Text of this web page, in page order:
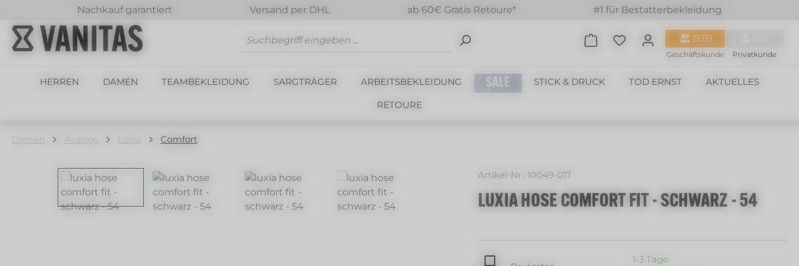
Hauptinhalt springen
Zur Suche springen
Zur Hauptnavigation springen
Nachkauf garantiert Versand per DHL ab 60€ Gratis Retoure* #1 für Bestatterbekleidung
Du hast 0 Produkte auf dem
B2B
Geschäftskunde Privatkunde
HERREN DAMEN TEAMBEKLEIDUNG SARGTRÄGER ARBEITSBEKLEIDUNG SALE STICK & DRUCK TOD ERNST AKTUELLES
RETOURE
Damen Anzüge Luxia Comfort
Bildergalerie überspringen Artikel-Nr.: 10049-017
LUXIA HOSE COMFORT FIT - SCHWARZ - 54
1-3 Tage